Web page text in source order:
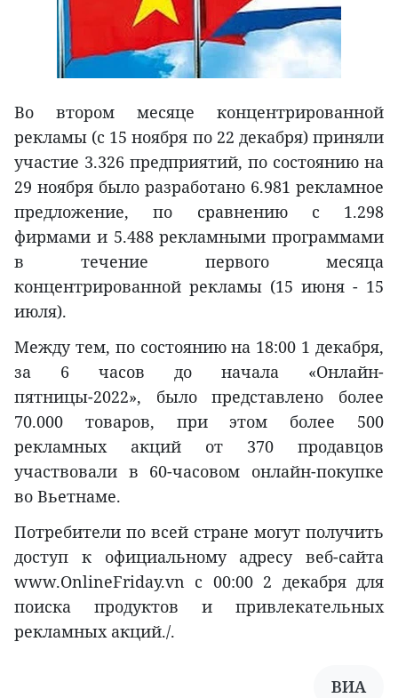
Во втором месяце концентрированной
рекламы (с 15 ноября по 22 декабря) приняли
участие 3.326 предприятий, по состоянию на
29 ноября было разработано 6.981 рекламное
предложение, по сравнению с 1.298
фирмами и 5.488 рекламными программами
в течение первого месяца
концентрированной рекламы (15 июня - 15
июля).
Между тем, по состоянию на 18:00 1 декабря,
за 6 часов до начала «Онлайн-
пятницы-2022», было представлено более
70.000 товаров, при этом более 500
рекламных акций от 370 продавцов
участвовали в 60-часовом онлайн-покупке
во Вьетнаме.
Потребители по всей стране могут получить
доступ к официальному адресу веб-сайта
www.OnlineFriday.vn с 00:00 2 декабря для
поиска продуктов и привлекательных
рекламных акций./.
ВИА